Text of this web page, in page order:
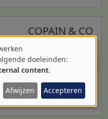
COPAIN & CO
J&S Ecobouw
Meer info
doeleinden:
content.
Afwijzen Accepteren